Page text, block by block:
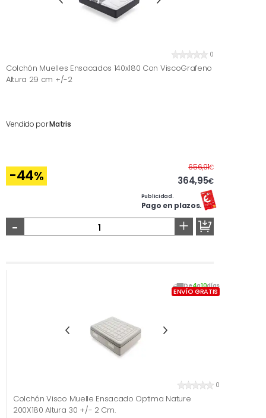
0
Colchón Muelles Ensacados 140x180 Con ViscoGrafeno
Altura 29 cm +/-2
Vendido porMatris
-44%
656,91€Antes
364,95€
Publicidad.
Pago en plazos.
- +
De4a10días
ENVÍO GRATIS
0
Colchón Visco Muelle Ensacado Optima Nature
200X180 Altura 30 +/- 2 Cm.